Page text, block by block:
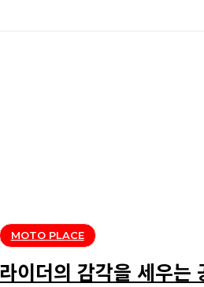
MOTO PLACE
라이더의 감각을 세우는